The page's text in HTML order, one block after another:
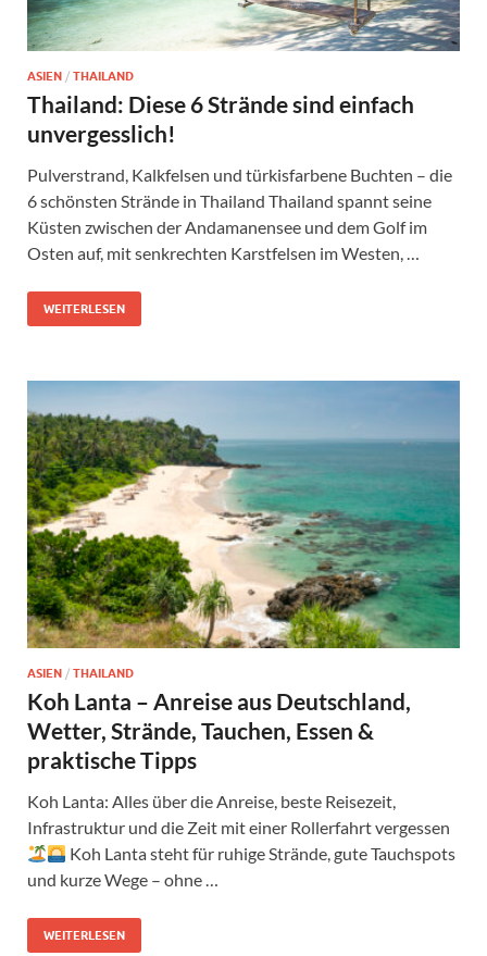
ASIEN / THAILAND
Thailand: Diese 6 Strände sind einfach
unvergesslich!
Pulverstrand, Kalkfelsen und türkisfarbene Buchten – die
6 schönsten Strände in Thailand Thailand spannt seine
Küsten zwischen der Andamanensee und dem Golf im
Osten auf, mit senkrechten Karstfelsen im Westen, …
WEITERLESEN
ASIEN / THAILAND
Koh Lanta – Anreise aus Deutschland,
Wetter, Strände, Tauchen, Essen &
praktische Tipps
Koh Lanta: Alles über die Anreise, beste Reisezeit,
Infrastruktur und die Zeit mit einer Rollerfahrt vergessen
Koh Lanta steht für ruhige Strände, gute Tauchspots
und kurze Wege – ohne …
WEITERLESEN